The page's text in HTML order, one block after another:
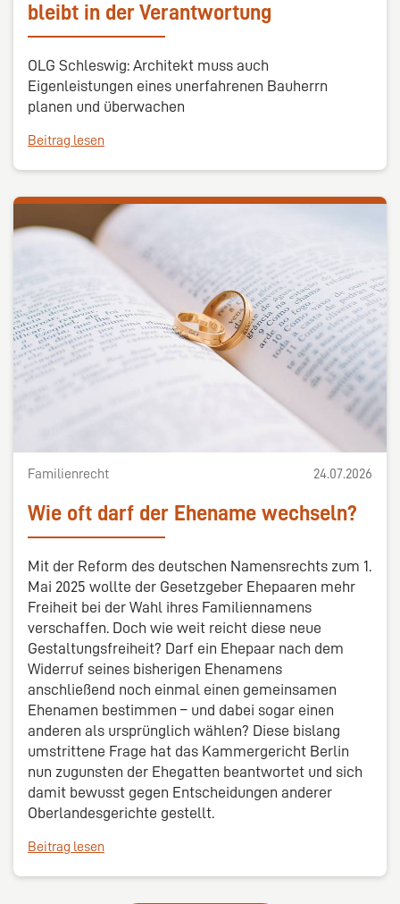
bleibt in der Verantwortung
OLG Schleswig: Architekt muss auch
Eigenleistungen eines unerfahrenen Bauherrn
planen und überwachen
Beitrag lesen
Familienrecht 24.07.2026
Wie oft darf der Ehename wechseln?
Mit der Reform des deutschen Namensrechts zum 1.
Mai 2025 wollte der Gesetzgeber Ehepaaren mehr
Freiheit bei der Wahl ihres Familiennamens
verschaffen. Doch wie weit reicht diese neue
Gestaltungsfreiheit? Darf ein Ehepaar nach dem
Widerruf seines bisherigen Ehenamens
anschließend noch einmal einen gemeinsamen
Ehenamen bestimmen – und dabei sogar einen
anderen als ursprünglich wählen? Diese bislang
umstrittene Frage hat das Kammergericht Berlin
nun zugunsten der Ehegatten beantwortet und sich
damit bewusst gegen Entscheidungen anderer
Oberlandesgerichte gestellt.
Beitrag lesen